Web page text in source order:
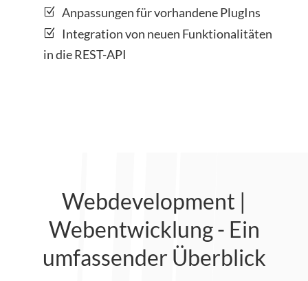
Anpassungen für vorhandene PlugIns
Integration von neuen Funktionalitäten
in die REST-API
Webdevelopment |
Webentwicklung - Ein
umfassender Überblick